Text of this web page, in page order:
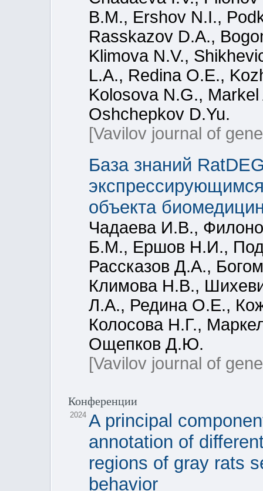
B.M., Ershov N.I.,
Rasskazov D.A.,
Klimova N.V.,
L.A., Redina О.Е.,
Kolosova N.G.,
Oshchepkov D.Yu.
[Vavilov journal of
База знаний
объекта
Чадаева И.В.,
Б.М., Ершов Н.И.,
Рассказов Д.А.,
Климова Н.В.,
Л.А., Редина О.Е.,
Колосова Н.Г.,
Ощепков Д.Ю.
[Vavilov journal of
Конференции
2024 A principal
annotation of
regions of gray rats
behavior